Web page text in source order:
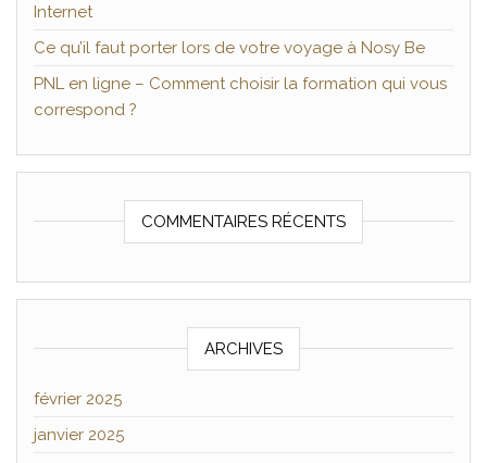
Internet
Ce qu’il faut porter lors de votre voyage à Nosy Be
PNL en ligne – Comment choisir la formation qui vous
correspond ?
COMMENTAIRES RÉCENTS
ARCHIVES
février 2025
janvier 2025